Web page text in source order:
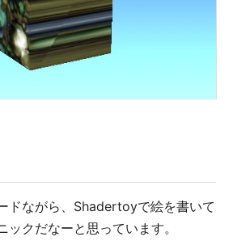
ドながら、Shadertoyで絵を書いて
ックだなーと思っています。